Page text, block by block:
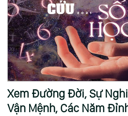
Xem Đường Đời, Sự
Vận Mệnh, Các Năm